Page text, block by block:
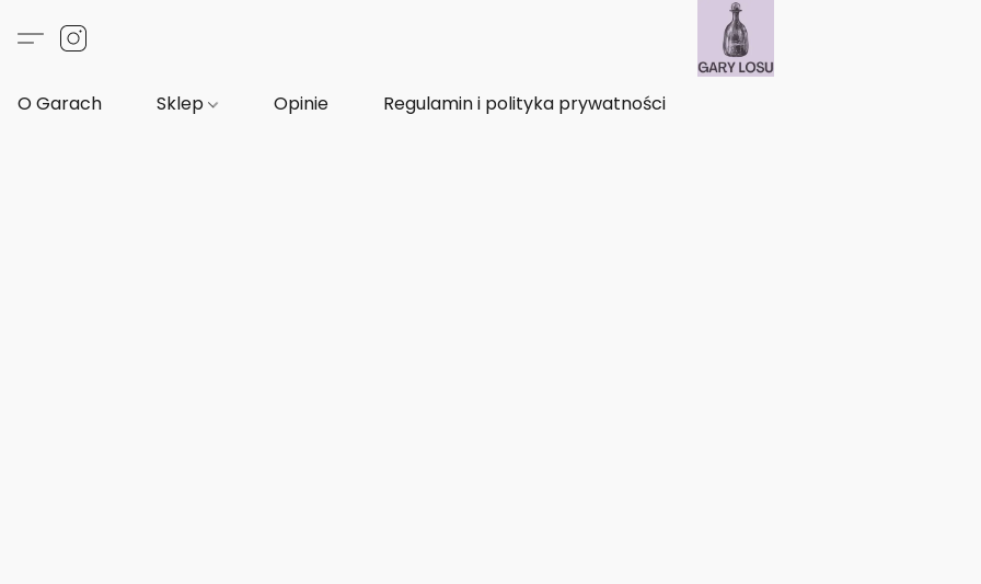
O Garach Sklep Opinie Regulamin i polityka prywatności